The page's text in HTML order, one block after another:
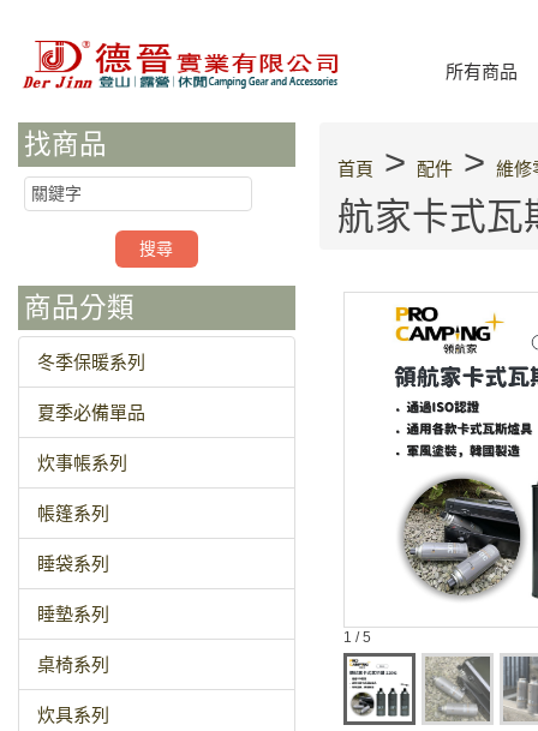
所有商品
找商品
商品分類
冬季保暖系列
夏季必備單品
炊事帳系列
帳篷系列
睡袋系列
睡墊系列
桌椅系列
炊具系列
首頁 > 配件 > 維修
航家卡式瓦
1 / 5